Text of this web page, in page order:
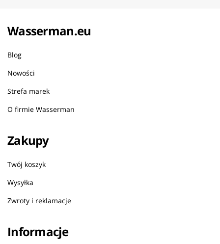
Wasserman.eu
Blog
Nowości
Strefa marek
O firmie Wasserman
Zakupy
Twój koszyk
Wysyłka
Zwroty i reklamacje
Informacje